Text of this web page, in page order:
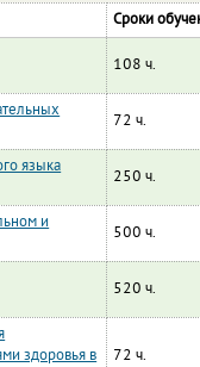
Сроки
108 ч.
72 ч.
языка
250 ч.
и
500 ч.
520 ч.
здоровья в
72 ч.